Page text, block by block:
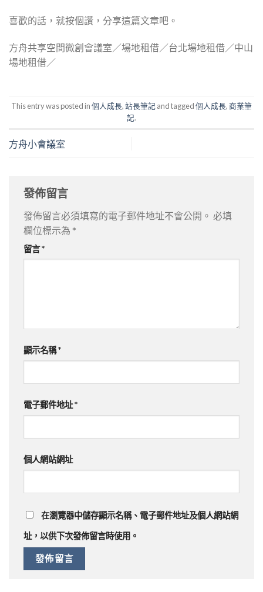
喜歡的話，就按個讚，分享這篇文章吧。
方舟共享空間微創會議室／場地租借／台北場地租借／中山
場地租借／
This entry was posted in個人成長,站長筆記 and tagged個人成長,商業筆
記.
方舟小會議室
發佈留言
發佈留言必須填寫的電子郵件地址不會公開。 必填
欄位標示為 *
留言*
顯示名稱*
電子郵件地址*
個人網站網址
在瀏覽器中儲存顯示名稱、電子郵件地址及個人網站網
址，以供下次發佈留言時使用。